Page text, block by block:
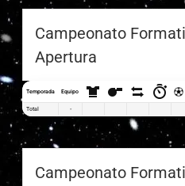
Campeonato
Apertura
Temporada Equipo
Total -
Campeonato